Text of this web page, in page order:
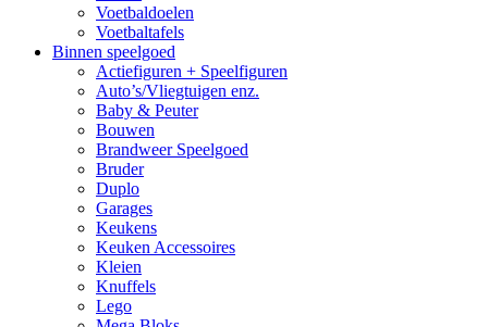
Voetbaldoelen
Voetbaltafels
Binnen speelgoed
Actiefiguren + Speelfiguren
Auto’s/Vliegtuigen enz.
Baby & Peuter
Bouwen
Brandweer Speelgoed
Bruder
Duplo
Garages
Keukens
Keuken Accessoires
Kleien
Knuffels
Lego